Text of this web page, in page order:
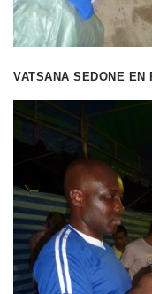
VATSANA SEDONE EN